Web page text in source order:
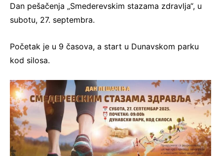
Dan pešačenja „Smederevskim stazama zdravlja“, u
subotu, 27. septembra.
Početak je u 9 časova, a start u Dunavskom parku
kod silosa.